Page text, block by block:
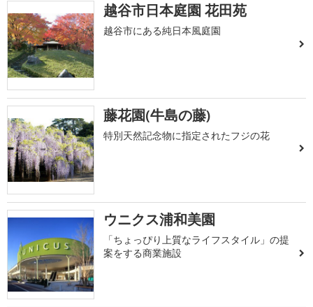
越谷市日本庭園 花田苑
越谷市にある純日本風庭園
藤花園(牛島の藤)
特別天然記念物に指定されたフジの花
ウニクス浦和美園
「ちょっぴり上質なライフスタイル」の提
案をする商業施設